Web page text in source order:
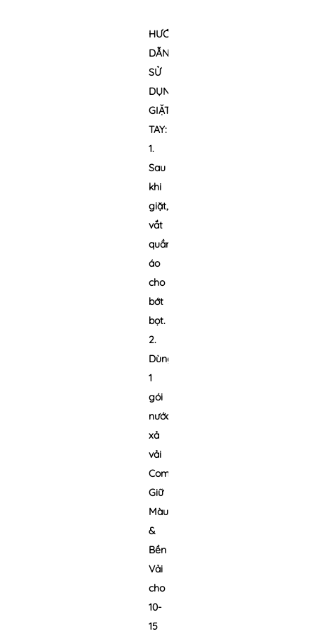
HƯỚNG
DẪN
SỬ
DỤNG:
GIẶT
TAY:
1.
Sau
khi
giặt,
vắt
quần
áo
cho
bớt
bọt.
2.
Dùng
1
gói
nước
xả
vải
Comfort
Giữ
Màu
&
Bền
Vải
cho
10-
15